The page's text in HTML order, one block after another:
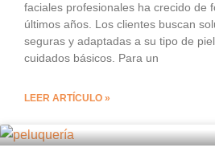
faciales profesionales ha crecido de
últimos años. Los clientes buscan
seguras y adaptadas a su tipo de
cuidados básicos. Para un
LEER ARTÍCULO »